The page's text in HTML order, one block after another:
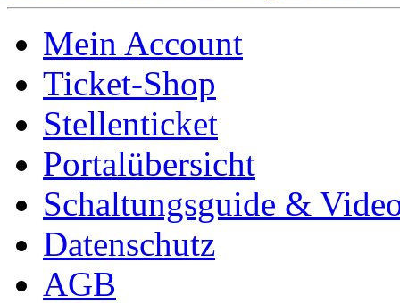
Mein Account
Ticket-Shop
Stellenticket
Portalübersicht
Schaltungsguide &
Datenschutz
AGB